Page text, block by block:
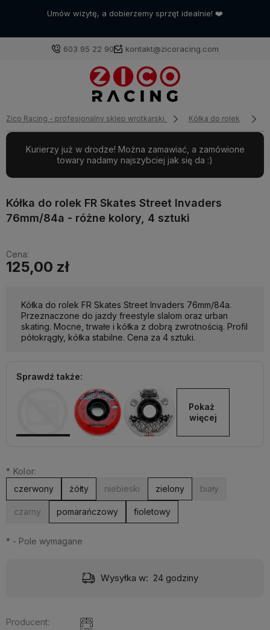
Umów wizytę, a dobierzemy sprzęt idealnie! ❤️
603 95 22 90 kontakt@zicoracing.com
Załóż konto
Wybierz coś dla siebie z naszej aktualnej oferty lub
zaloguj się, aby przywrócić dodane produkty do listy
Zico Racing - profesjonalny sklep wrotkarski Kółka do rolek
Kurierzy już w drodze! Można zamawiać, a zamówione
towary nadamy najszybciej jak się da :)
Kółka do rolek FR Skates Street Invaders
76mm/84a - różne kolory, 4 sztuki
Cena:
125,00 zł
Kółka do rolek FR Skates Street Invaders 76mm/84a.
Przeznaczone do jazdy freestyle slalom oraz urban
skating. Mocne, trwałe i kółka z dobrą zwrotnością. Profil
półokrągły, kółka stabilne. Cena za 4 sztuki.
Sprawdź także:
Pokaż
więcej
* Kolor:
czerwony
żółty niebieski zielony biały
czarny pomarańczowy fioletowy
* - Pole wymagane
Wysyłka w: 24 godziny
Producent: